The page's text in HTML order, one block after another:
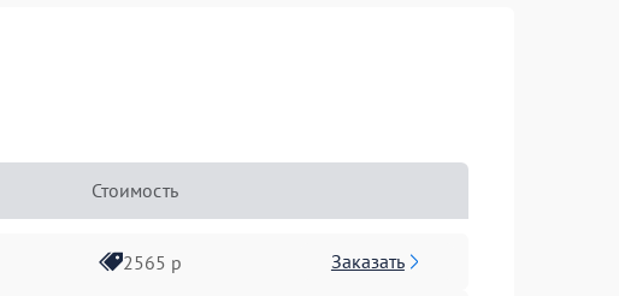
Стоимость
2565 р Заказать